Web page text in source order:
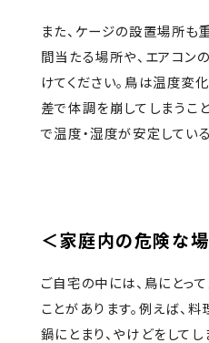
また、ケージの設置場所も
間当たる場所や、エアコン
けてください。鳥は温度変
差で体調を崩してしまうこ
で温度・湿度が安定してい
＜家庭内の危険な
ご自宅の中には、鳥にとっ
ことがあります。例えば、
鍋にとまり、やけどをして